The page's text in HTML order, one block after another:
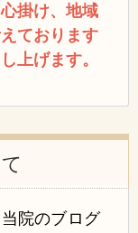
掛け、地域
ております
上げます。
院のブログ